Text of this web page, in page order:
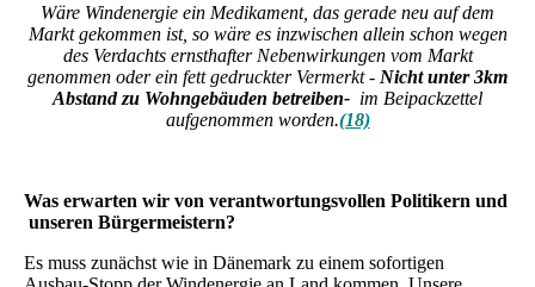
Wäre Windenergie ein Medikament, das gerade neu auf dem
Markt gekommen ist, so wäre es inzwischen allein schon wegen
des Verdachts ernsthafter Nebenwirkungen vom Markt
genommen oder ein fett gedruckter Vermerkt - Nicht unter 3km
Abstand zu Wohngebäuden betreiben- im Beipackzettel
aufgenommen worden.(18)
Was erwarten wir von verantwortungsvollen Politikern und
unseren Bürgermeistern?
Es muss zunächst wie in Dänemark zu einem sofortigen